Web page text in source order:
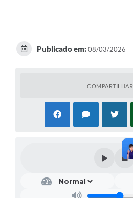
Publicado em:08/03/2026
COMPARTILHAR